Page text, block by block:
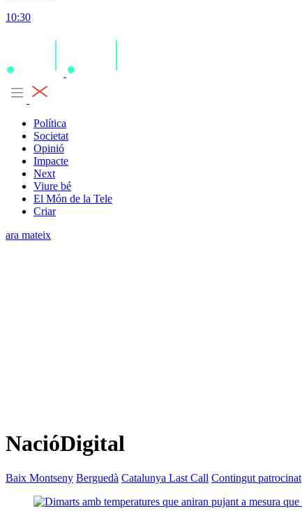
10:30
Política
Societat
Opinió
Impacte
Next
Viure bé
El Món de la Tele
Criar
ara mateix
NacióDigital
Baix Montseny Berguedà Catalunya Last Call Contingut patrocinat